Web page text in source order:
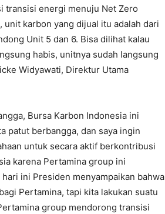
transisi energi menuju Net Zero
unit karbon yang dijual itu adalah dari
Unit 5 dan 6. Bisa dilihat kalau
habis, unitnya sudah langsung
Widyawati, Direktur Utama
Bursa Karbon Indonesia ini
patut berbangga, dan saya ingin
untuk secara aktif berkontribusi
karena Pertamina group ini
ini Presiden menyampaikan bahwa
Pertamina, tapi kita lakukan suatu
group mendorong transisi